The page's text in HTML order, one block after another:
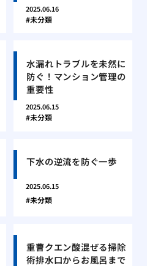
2025.06.16
未分類
水漏れトラブルを未然に
防ぐ！マンション管理の
重要性
2025.06.15
未分類
下水の逆流を防ぐ一歩
2025.06.15
未分類
重曹クエン酸混ぜる掃除
術排水口からお風呂まで